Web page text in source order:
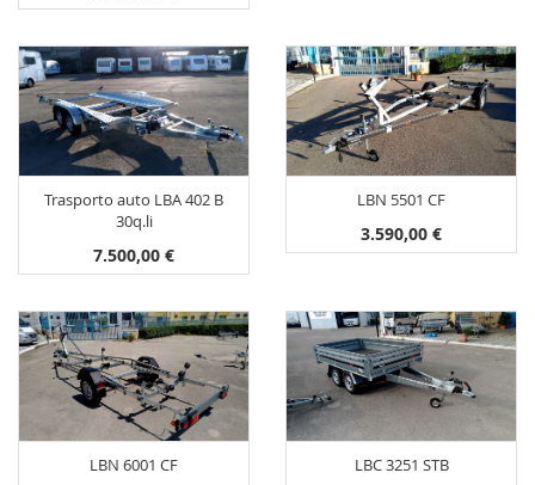
Trasporto auto LBA 402 B
30q.li
7.500,00 €
LBN 5501 CF
3.590,00 €
LBN 6001 CF LBC 3251 STB